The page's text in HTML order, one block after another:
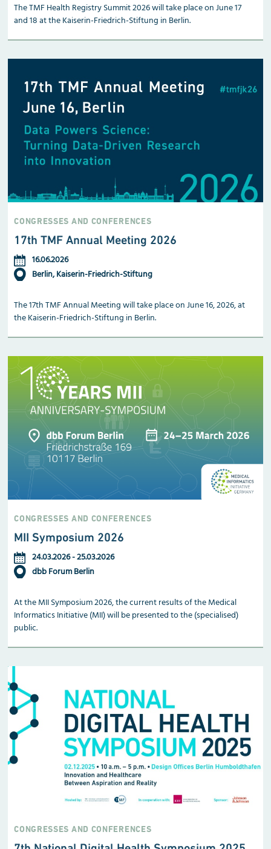
The TMF Health Registry Summit 2026 will take place on June 17
and 18 at the Kaiserin-Friedrich-Stiftung in Berlin.
CONGRESSES AND CONFERENCES
17th TMF Annual Meeting 2026
16.06.2026
Berlin, Kaiserin-Friedrich-Stiftung
The 17th TMF Annual Meeting will take place on June 16, 2026, at
the Kaiserin-Friedrich-Stiftung in Berlin.
CONGRESSES AND CONFERENCES
MII Symposium 2026
24.03.2026-25.03.2026
dbb Forum Berlin
At the MII Symposium 2026, the current results of the Medical
Informatics Initiative (MII) will be presented to the (specialised)
public.
CONGRESSES AND CONFERENCES